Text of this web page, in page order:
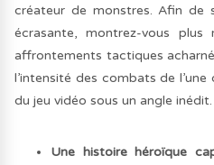
créateur de monstres. Afin de
écrasante, montrez-vous plus
affrontements tactiques
l’intensité des combats de
du jeu vidéo sous un angle inédit.
Une histoire héroïque